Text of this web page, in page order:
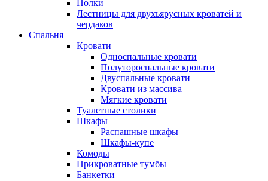
Полки
Лестницы для двухъярусных кроватей и
чердаков
Спальня
Кровати
Односпальные кровати
Полутороспальные кровати
Двуспальные кровати
Кровати из массива
Мягкие кровати
Туалетные столики
Шкафы
Распашные шкафы
Шкафы-купе
Комоды
Прикроватные тумбы
Банкетки